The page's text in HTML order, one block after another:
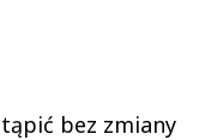
bez zmiany